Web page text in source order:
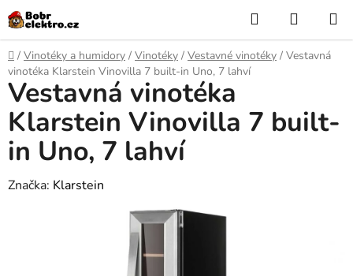
Přejít
na
obsah
Hledat
KOŠÍK
Domů
/ Vinotéky a humidory / Vinotéky / Vestavné vinotéky / Vestavná
vinotéka Klarstein Vinovilla 7 built-in Uno, 7 lahví
Vestavná vinotéka
Klarstein Vinovilla 7 built-
in Uno, 7 lahví
Značka: Klarstein